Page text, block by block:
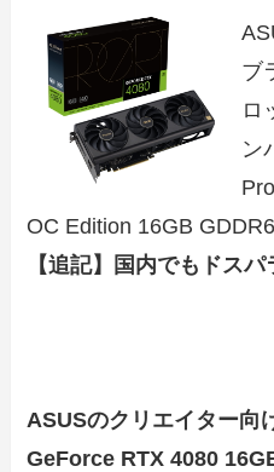
ブ
ロ
ン
OC Edition 16GB
【追記】国内でもドス
ASUSのクリエイター向
GeForce RTX 4080